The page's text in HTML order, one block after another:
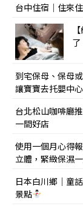
台中住宿｜住來
了
到宅保母、保母
讓寶寶去托嬰中心
台北松山咖啡廳
一間好店
使用一個月心得
立體，緊緻保濕
日本白川鄉｜童
景點